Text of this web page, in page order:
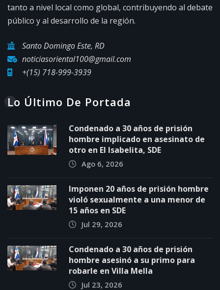
tanto a nivel local como global, contribuyendo al debate
público y al desarrollo de la región.
Santo Domingo Este, RD
noticiasoriental100@gmail.com
+(15) 718-999-3939
Lo Último De Portada
Condenado a 30 años de prisión
hombre implicado en asesinato de
otro en El Isabelita, SDE
Ago 6, 2026
Imponen 20 años de prisión hombre
violó sexualmente a una menor de
15 años en SDE
Jul 29, 2026
Condenado a 30 años de prisión
hombre asesinó a su primo para
robarle en Villa Mella
Jul 23, 2026